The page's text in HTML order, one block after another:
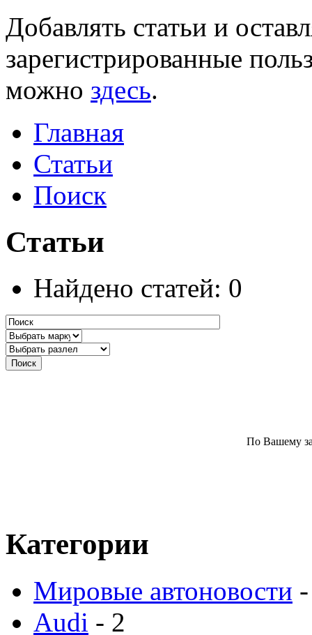
Добавлять статьи и
зарегистрированные
можно здесь.
Главная
Статьи
Поиск
Статьи
Найдено статей: 0
По Вашему
Категории
Мировые автоновости
Audi - 2